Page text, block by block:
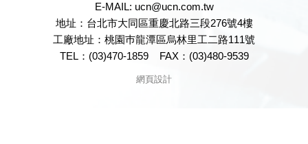
E-MAIL: ucn@ucn.com.tw
地址：台北市大同區重慶北路三段276號4樓
工廠地址：桃園巿龍潭區烏林里工二路111號
TEL：(03)470-1859
FAX：(03)480-9539
網頁設計